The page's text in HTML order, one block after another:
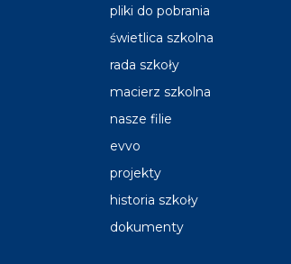
pliki do pobrania
świetlica szkolna
rada szkoły
macierz szkolna
nasze filie
evvo
projekty
historia szkoły
dokumenty